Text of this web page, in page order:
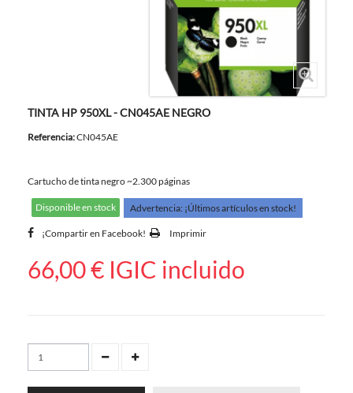
TINTA HP 950XL - CN045AE NEGRO
Referencia:CN045AE
Cartucho de tinta negro ~2.300 páginas
Disponible en stock Advertencia: ¡Últimos artículos en stock!
¡Compartir en Facebook! Imprimir
66,00 € IGIC incluido